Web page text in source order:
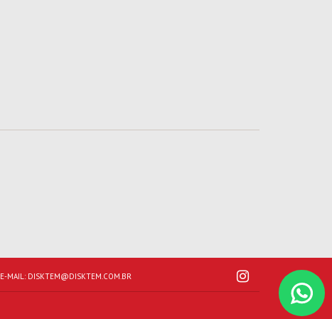
E-MAIL: DISKTEM@DISKTEM.COM.BR